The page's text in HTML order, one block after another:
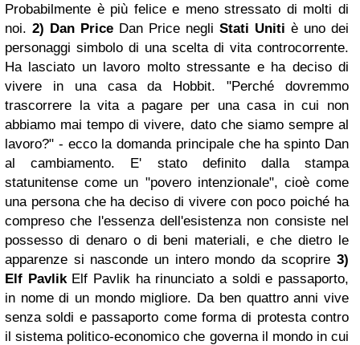
Probabilmente è più felice e meno stressato di molti di
noi. 2) Dan Price Dan Price negli Stati Uniti è uno dei
personaggi simbolo di una scelta di vita controcorrente.
Ha lasciato un lavoro molto stressante e ha deciso di
vivere in una casa da Hobbit. "Perché dovremmo
trascorrere la vita a pagare per una casa in cui non
abbiamo mai tempo di vivere, dato che siamo sempre al
lavoro?" - ecco la domanda principale che ha spinto Dan
al cambiamento. E' stato definito dalla stampa
statunitense come un "povero intenzionale", cioè come
una persona che ha deciso di vivere con poco poiché ha
compreso che l'essenza dell'esistenza non consiste nel
possesso di denaro o di beni materiali, e che dietro le
apparenze si nasconde un intero mondo da scoprire 3)
Elf Pavlik Elf Pavlik ha rinunciato a soldi e passaporto,
in nome di un mondo migliore. Da ben quattro anni vive
senza soldi e passaporto come forma di protesta contro
il sistema politico-economico che governa il mondo in cui